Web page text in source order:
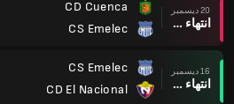
20 ديسمبر
انتهاء وقت المباراة
CD Cuenca
CS Emelec
16 ديسمبر
انتهاء وقت المباراة
CS Emelec
CD El Nacional